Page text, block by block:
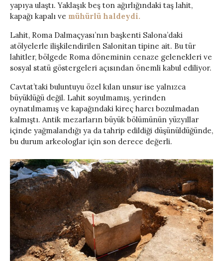
yapıya ulaştı. Yaklaşık beş ton ağırlığındaki taş lahit,
kapağı kapalı ve mühürlü haldeydi.
Lahit, Roma Dalmaçyası’nın başkenti Salona’daki
atölyelerle ilişkilendirilen Salonitan tipine ait. Bu tür
lahitler, bölgede Roma döneminin cenaze gelenekleri ve
sosyal statü göstergeleri açısından önemli kabul ediliyor.
Cavtat’taki buluntuyu özel kılan unsur ise yalnızca
büyüklüğü değil. Lahit soyulmamış, yerinden
oynatılmamış ve kapağındaki kireç harcı bozulmadan
kalmıştı. Antik mezarların büyük bölümünün yüzyıllar
içinde yağmalandığı ya da tahrip edildiği düşünüldüğünde,
bu durum arkeologlar için son derece değerli.